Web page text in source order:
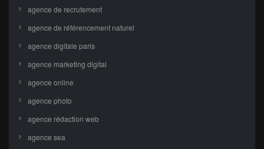
agence de recrutement
agence de référencement naturel
agence digitale paris
agence marketing digital
agence online
agence photo
agence rédaction web
agence sea